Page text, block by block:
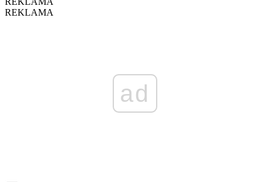
REKLAMA
ad